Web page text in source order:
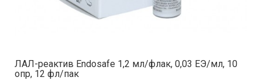
ЛАЛ-реактив Endosafe 1,2 мл/флак, 0,03 ЕЭ/мл, 10
опр, 12 фл/пак